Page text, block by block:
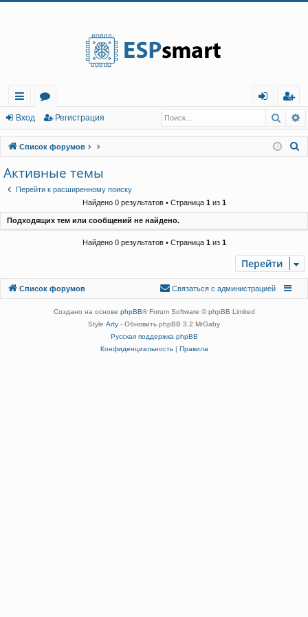
с
ы
лк
и
о
ру
м
ы
д
г
ис
тр
Вход Регистрация
Список форумов
Активные темы
Перейти к расширенному поиску
Найдено 0 результатов • Страница 1из 1
Подходящих тем или сообщений не найдено.
Найдено 0 результатов • Страница 1из 1
Перейти
Список форумов
Связаться с
Связаться с администрацией
Создано на основе phpBB® Forum Software © phpBB Limited
Style Arty - Обновить phpBB 3.2 MrGaby
Русская поддержка phpBB
Конфиденциальность| Правила